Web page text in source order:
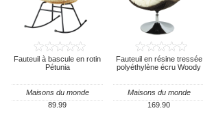
Fauteuil à bascule en rotin
Pétunia
Maisons du monde
89.99
Fauteuil en résine tressée
polyéthylène écru Woody
Maisons du monde
169.90